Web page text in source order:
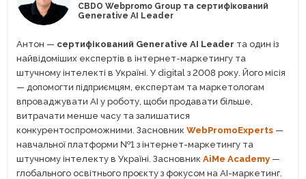
CBDO Webpromo Group та сертифікований
Generative AI Leader
Антон — сертифікований Generative AI Leader та один із
найвідоміших експертів в інтернет-маркетингу та
штучному інтелекті в Україні. У digital з 2008 року. Його місія
— допомогти підприємцям, експертам та маркетологам
впроваджувати AI у роботу, щоби продавати більше,
витрачати менше часу та залишатися
конкурентоспроможними. Засновник WebPromoExperts —
навчальної платформи №1 з інтернет-маркетингу та
штучному інтелекту в Україні. Засновник AiMe Academy —
глобального освітнього проєкту з фокусом на АІ-маркетинг.